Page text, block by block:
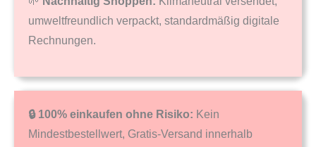
umweltfreundlich verpackt, standardmäßig digitale
Rechnungen.
🔒 100% einkaufen ohne Risiko: Kein
Mindestbestellwert, Gratis-Versand innerhalb